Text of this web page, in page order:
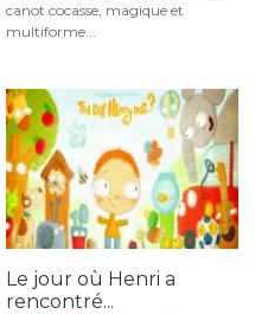
canot cocasse, magique et
multiforme...
Le jour où Henri a
rencontré...